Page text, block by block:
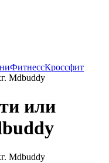
ФитнессКроссфит
Mdbuddy
или
Mdbuddy